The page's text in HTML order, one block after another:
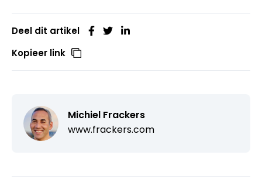
Deel dit artikel
Kopieer link
Michiel Frackers
www.frackers.com